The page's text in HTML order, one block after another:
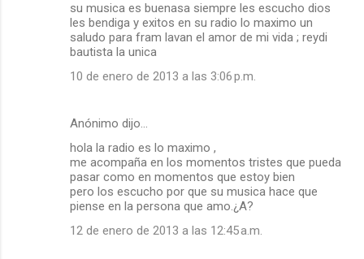
su musica es buenasa siempre les escucho dios
les bendiga y exitos en su radio lo maximo un
saludo para fram lavan el amor de mi vida ; reydi
bautista la unica
10 de enero de 2013 a las 3:06 p.m.
Anónimo dijo…
hola la radio es lo maximo ,
me acompaña en los momentos tristes que pueda
pasar como en momentos que estoy bien
pero los escucho por que su musica hace que
piense en la persona que amo.¿A?
12 de enero de 2013 a las 12:45 a.m.